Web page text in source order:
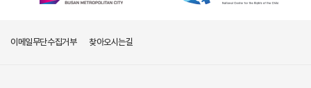
이메일무단수집거부 찾아오시는길